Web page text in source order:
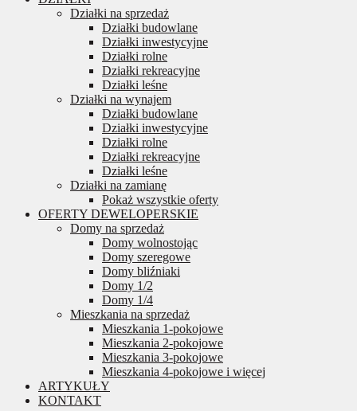
Działki na sprzedaż
Działki budowlane
Działki inwestycyjne
Działki rolne
Działki rekreacyjne
Działki leśne
Działki na wynajem
Działki budowlane
Działki inwestycyjne
Działki rolne
Działki rekreacyjne
Działki leśne
Działki na zamianę
Pokaż wszystkie oferty
OFERTY DEWELOPERSKIE
Domy na sprzedaż
Domy wolnostojąc
Domy szeregowe
Domy bliźniaki
Domy 1/2
Domy 1/4
Mieszkania na sprzedaż
Mieszkania 1-pokojowe
Mieszkania 2-pokojowe
Mieszkania 3-pokojowe
Mieszkania 4-pokojowe i więcej
ARTYKUŁY
KONTAKT